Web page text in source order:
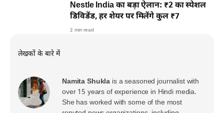
Nestle India का बड़ा ऐलान: ₹2 का स्पेशल
डिविडेंड, हर शेयर पर मिलेंगे कुल ₹7
2 min read
लेखकों के बारे में
Namita Shukla is a seasoned journalist with
over 15 years of experience in Hindi media.
She has worked with some of the most